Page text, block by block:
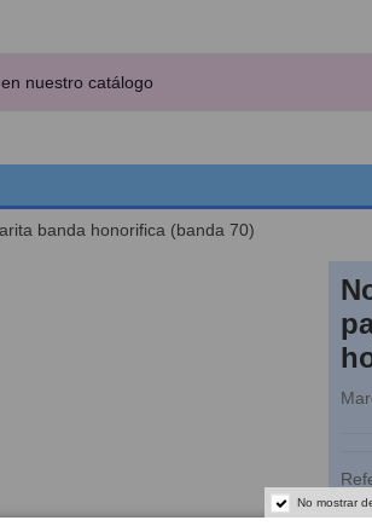
banda honorifica (banda 70)
No mostrar